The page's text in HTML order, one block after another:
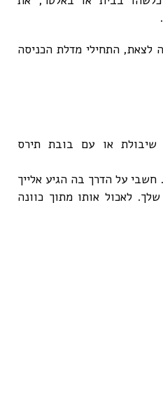
לצאת, התחילי מדלת הכניסה
או עם בובת תירס
חשבי על הדרך בה הגיע אלייך
לאכול אותו מתוך כוונה